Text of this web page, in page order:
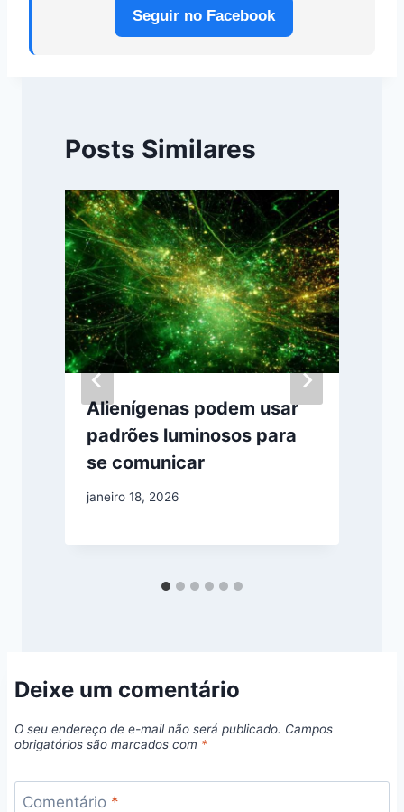
Seguir no Facebook
Posts Similares
Alienígenas podem usar
padrões luminosos para
se comunicar
janeiro 18, 2026
Deixe um comentário
O seu endereço de e-mail não será publicado. Campos
obrigatórios são marcados com *
Comentário *